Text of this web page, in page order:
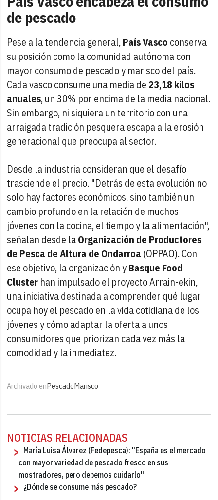
de pescado
Pese a la tendencia general,País Vasco conserva
su posición como la comunidad autónoma con
mayor consumo de pescado y marisco del país.
Cada vasco consume una media de23,18 kilos
anuales, un 30% por encima de la media nacional.
Sin embargo, ni siquiera un territorio con una
arraigada tradición pesquera escapa a la erosión
generacional que preocupa al sector.
Desde la industria consideran que el desafío
trasciende el precio. "Detrás de esta evolución no
solo hay factores económicos, sino también un
cambio profundo en la relación de muchos
jóvenes con la cocina, el tiempo y la alimentación",
señalan desde laOrganización de Productores
de Pesca de Altura de Ondarroa (OPPAO). Con
ese objetivo, la organización yBasque Food
Cluster han impulsado el proyecto Arrain-ekin,
una iniciativa destinada a comprender qué lugar
ocupa hoy el pescado en la vida cotidiana de los
jóvenes y cómo adaptar la oferta a unos
consumidores que priorizan cada vez más la
comodidad y la inmediatez.
Archivado enPescadoMarisco
NOTICIAS RELACIONADAS
María Luisa Álvarez (Fedepesca): "España es el mercado
con mayor variedad de pescado fresco en sus
mostradores, pero debemos cuidarlo"
¿Dónde se consume más pescado?